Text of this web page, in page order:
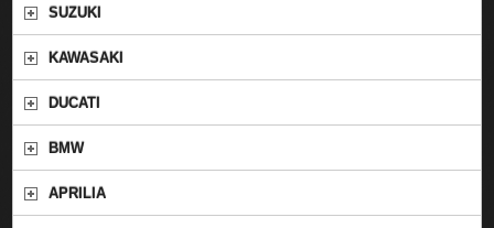
SUZUKI
KAWASAKI
DUCATI
BMW
APRILIA